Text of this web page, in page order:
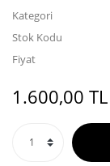
Kategori
Stok Kodu
Fiyat
1.600,00 TL